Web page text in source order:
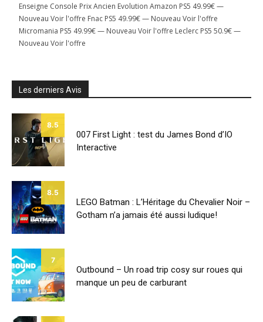
Enseigne Console Prix Ancien Evolution Amazon PS5 49.99€ —
Nouveau Voir l'offre Fnac PS5 49.99€ — Nouveau Voir l'offre
Micromania PS5 49.99€ — Nouveau Voir l'offre Leclerc PS5 50.9€ —
Nouveau Voir l'offre
Les derniers Avis
8.5
007 First Light : test du James Bond d’IO
Interactive
8.5
LEGO Batman : L’Héritage du Chevalier Noir –
Gotham n’a jamais été aussi ludique!
7
Outbound – Un road trip cosy sur roues qui
manque un peu de carburant